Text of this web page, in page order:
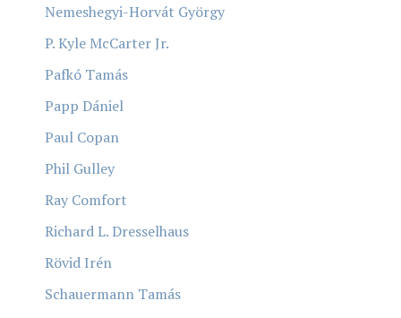
Nemeshegyi-Horvát György
P. Kyle McCarter Jr.
Pafkó Tamás
Papp Dániel
Paul Copan
Phil Gulley
Ray Comfort
Richard L. Dresselhaus
Rövid Irén
Schauermann Tamás